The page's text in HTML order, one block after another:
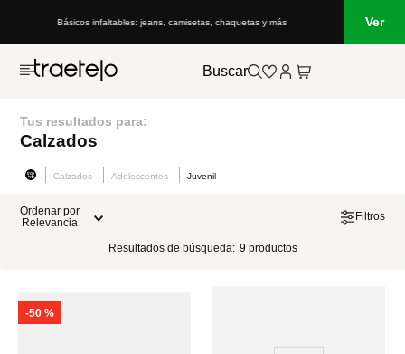
Básicos infaltables: jeans, camisetas, chaquetas y más Ver
Buscar
Tus resultados para:
Calzados
Calzados Adolescentes Juvenil
Ordenar por
Relevancia
Filtros
Resultados de búsqueda: 9 productos
-50 %